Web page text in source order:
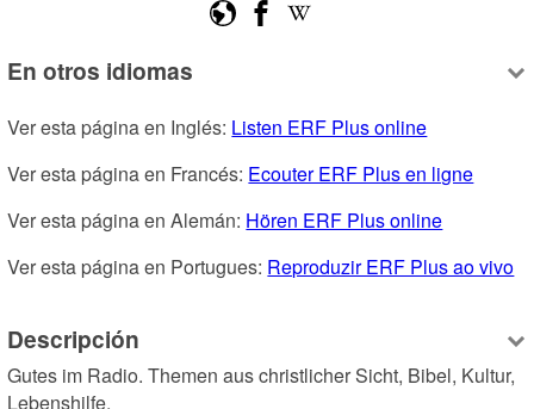
En otros idiomas
Ver esta página en Inglés: Listen ERF Plus online
Ver esta página en Francés: Ecouter ERF Plus en ligne
Ver esta página en Alemán: Hören ERF Plus online
Ver esta página en Portugues: Reproduzir ERF Plus ao vivo
Descripción
Gutes im Radio. Themen aus christlicher Sicht, Bibel, Kultur,
Lebenshilfe.